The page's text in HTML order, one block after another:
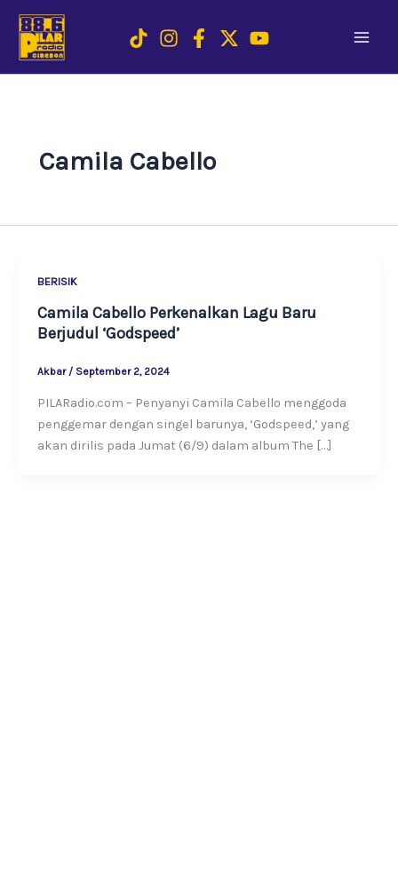
content
Camila Cabello
BERISIK
Camila Cabello Perkenalkan Lagu Baru
Berjudul ‘Godspeed’
Akbar / September 2, 2024
PILARadio.com – Penyanyi Camila Cabello menggoda
penggemar dengan singel barunya, ‘Godspeed,’ yang
akan dirilis pada Jumat (6/9) dalam album The […]